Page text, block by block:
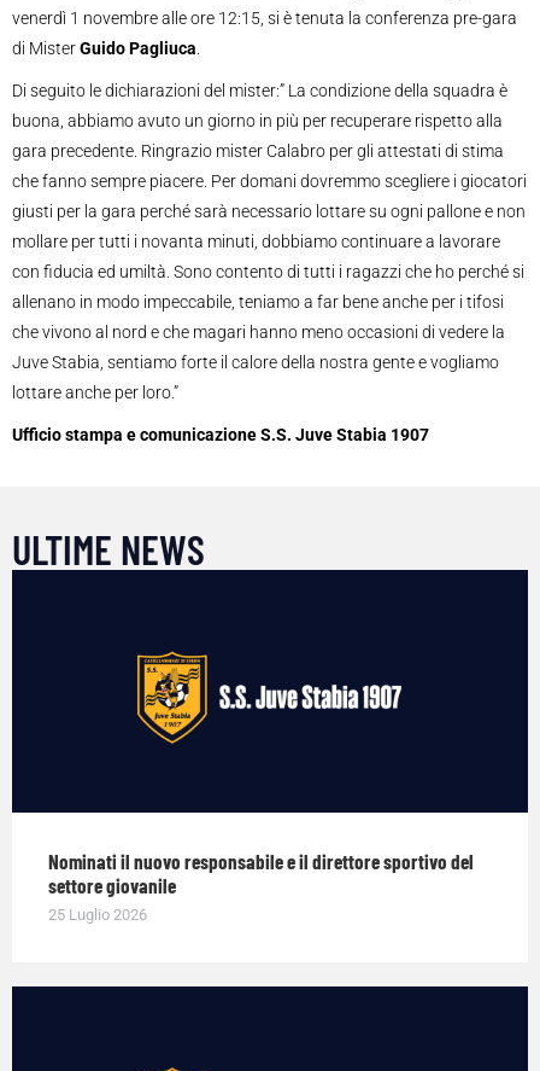
venerdì 1 novembre alle ore 12:15, si è tenuta la conferenza pre-gara
di MisterGuido Pagliuca
Di seguito le dichiarazioni del mister:” La condizione della squadra è
buona, abbiamo avuto un giorno in più per recuperare rispetto alla
gara precedente. Ringrazio mister Calabro per gli attestati di stima
che fanno sempre piacere. Per domani dovremmo scegliere i giocatori
giusti per la gara perché sarà necessario lottare su ogni pallone e non
mollare per tutti i novanta minuti, dobbiamo continuare a lavorare
con fiducia ed umiltà. Sono contento di tutti i ragazzi che ho perché si
allenano in modo impeccabile, teniamo a far bene anche per i tifosi
che vivono al nord e che magari hanno meno occasioni di vedere la
Juve Stabia, sentiamo forte il calore della nostra gente e vogliamo
lottare anche per loro.”
Ufficio stampa e comunicazione S.S. Juve Stabia 1907
ULTIME NEWS
Nominati il nuovo responsabile e il direttore sportivo del
settore giovanile
25 Luglio 2026